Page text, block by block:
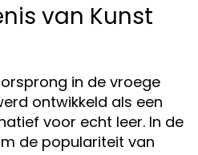
van Kunst
in de vroege
ontwikkeld als een
voor echt leer. In de
de populariteit van